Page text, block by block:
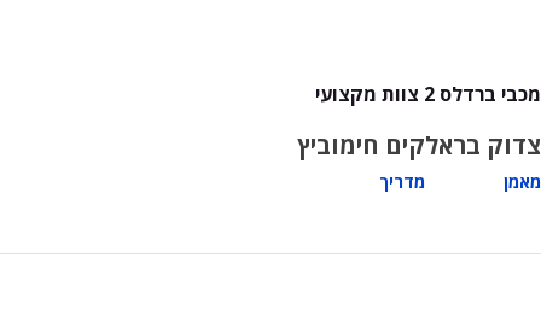
מכבי ברדלס 2 צוות מקצועי
צדוק בראל
מאמן
קים חימוביץ
מדריך